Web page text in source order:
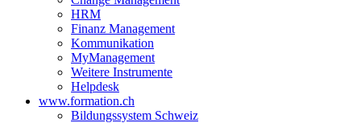
HRM
Finanz Management
Kommunikation
MyManagement
Weitere Instrumente
Helpdesk
www.formation.ch
Bildungssystem Schweiz